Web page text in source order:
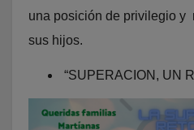
una posición de privilegio y
sus hijos.
“SUPERACION, UN